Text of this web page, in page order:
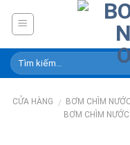
CỬA HÀNG / BƠM CHÌM
BƠM CHÌM